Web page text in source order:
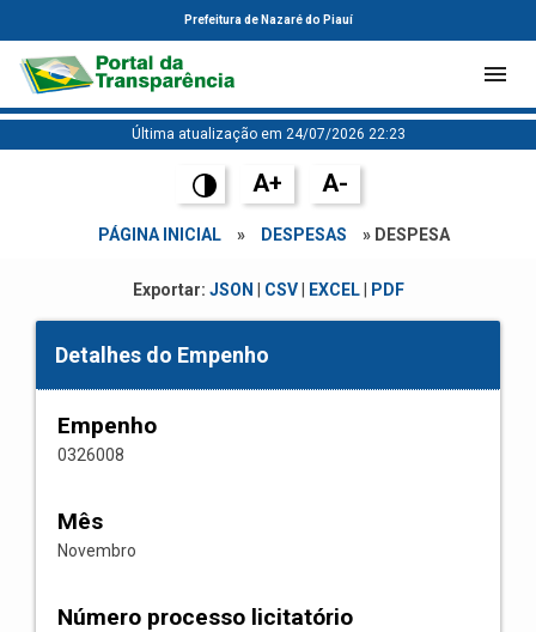
Prefeitura de Nazaré do Piauí
Última atualização em 24/07/2026 22:23
A+ A-
PÁGINA INICIAL » DESPESAS » DESPESA
Exportar: JSON CSV| EXCEL| PDF
Detalhes do Empenho
Empenho
0326008
Mês
Novembro
Número processo licitatório